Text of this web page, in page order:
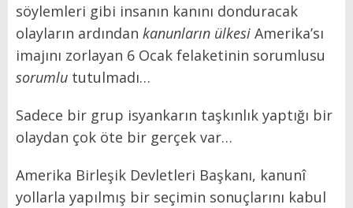
söylemleri gibi insanın kanını donduracak
olayların ardından kanunların ülkesi Amerika’sı
imajını zorlayan 6 Ocak felaketinin sorumlusu
sorumlu tutulmadı…
Sadece bir grup isyankarın taşkınlık yaptığı bir
olaydan çok öte bir gerçek var…
Amerika Birleşik Devletleri Başkanı, kanunî
yollarla yapılmış bir seçimin sonuçlarını kabul